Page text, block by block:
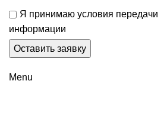
Я принимаю условия передачи
информации
Menu